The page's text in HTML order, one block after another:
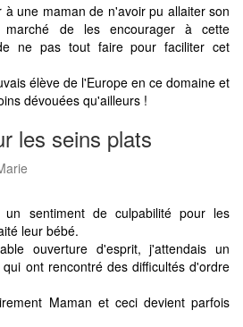
une maman de n'avoir pu allaiter son
de les encourager à cette
ne pas tout faire pour faciliter cet
élève de l'Europe en ce domaine et
dévouées qu'ailleurs !
les seins plats
sentiment de culpabilité pour les
leur bébé.
ouverture d'esprit, j'attendais un
ont rencontré des difficultés d'ordre
Maman et ceci devient parfois